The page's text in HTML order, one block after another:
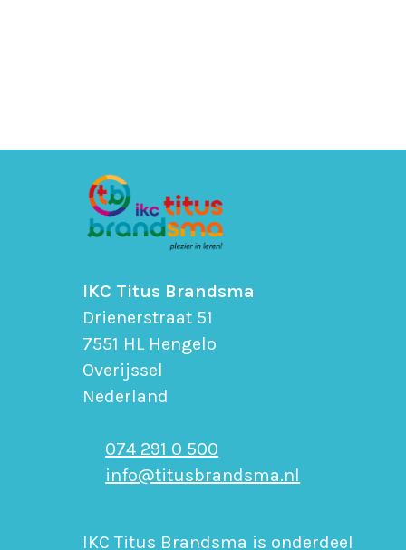
IKC Titus Brandsma
Drienerstraat 51
7551 HL Hengelo
Overijssel
Nederland
074 291 0 500
info@titusbrandsma.nl
IKC Titus Brandsma is onderdeel